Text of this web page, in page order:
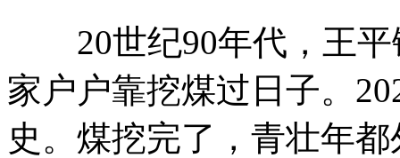
20世纪90年代，王平
家户户靠挖煤过日子。
史。煤挖完了，青壮年